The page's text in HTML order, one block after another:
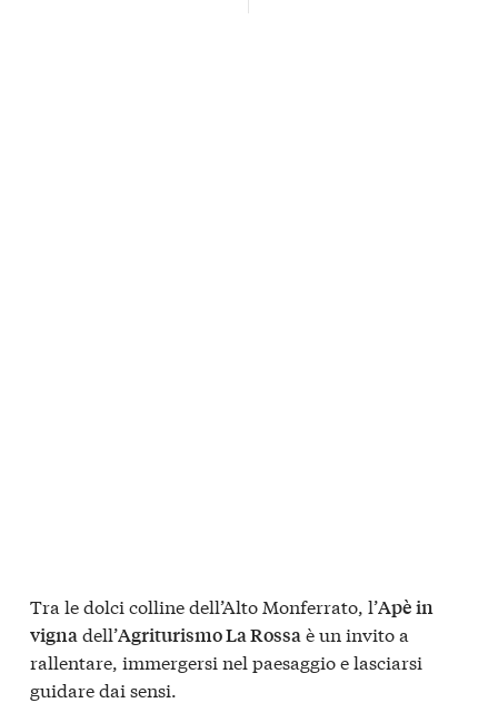
Tra le dolci colline dell’Alto Monferrato, l’Apè in
vignadell’Agriturismo La Rossaè un invito a
rallentare, immergersi nel paesaggio e lasciarsi
guidare dai sensi.